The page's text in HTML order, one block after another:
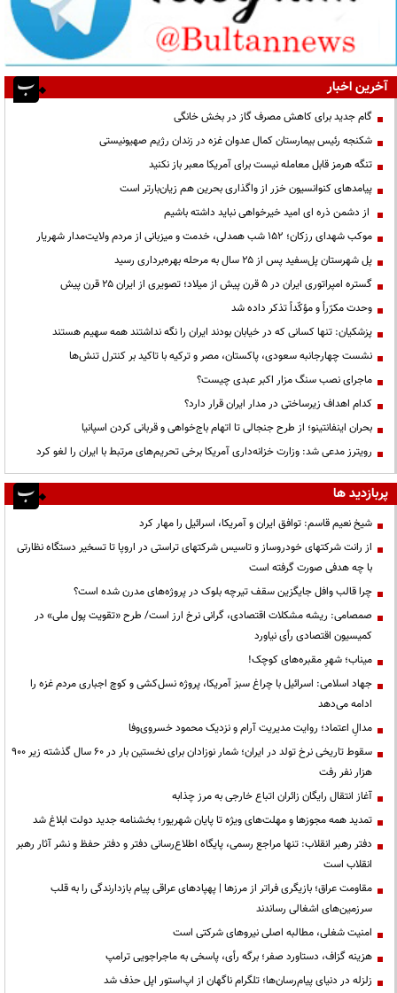
آخرین اخبار
گام جدید برای کاهش مصرف گاز در بخش خانگی
شکنجه رئیس بیمارستان کمال عدوان غزه در زندان رژیم صهیونیستی
تنگه هرمز قابل معامله نیست برای آمریکا معبر باز نکنید
پیامدهای کنوانسیون خزر از واگذاری بحرین هم زیان‌بارتر است
از دشمن ذره ای امید خیرخواهی نباید داشته باشیم
موکب شهدای رزکان؛ ۱۵۲ شب همدلی، خدمت و میزبانی از مردم ولایت‌مدار شهریار
پل شهرستان پل‌سفید پس از ۲۵ سال به مرحله بهره‌برداری رسید
گستره امپراتوری ایران در ۵ قرن پیش از میلاد؛ تصویری از ایران ۲۵ قرن پیش
وحدت مکرّراً و مؤکّداً تذکر داده شد
پزشکیان: تنها کسانی که در خیابان بودند ایران را نگه نداشتند همه سهیم هستند
نشست چهارجانبه سعودی، پاکستان، مصر و ترکیه با تاکید بر کنترل تنش‌ها
ماجرای نصب سنگ مزار اکبر عبدی چیست؟
کدام اهداف زیرساختی در مدار ایران قرار دارد؟
بحران اینفانتینو؛ از طرح جنجالی تا اتهام باج‌خواهی و قربانی کردن اسپانیا
رویترز مدعی شد: وزارت خزانه‌داری آمریکا برخی تحریم‌های مرتبط با ایران را لغو کرد
پربازدید ها
شیخ نعیم قاسم: توافق ایران و آمریکا، اسرائیل را مهار کرد
از رانت‌ شرکتهای خودروساز و تاسیس شرکتهای تراستی در اروپا تا تسخیر دستگاه نظارتی
با چه هدفی صورت گرفته است
چرا قالب وافل جایگزین سقف تیرچه بلوک در پروژه‌های مدرن شده است؟
صمصامی: ریشه مشکلات اقتصادی، گرانی نرخ ارز است/ طرح «تقویت پول ملی» در
کمیسیون اقتصادی رأی نیاورد
میناب؛ شهرِ مقبره‌های کوچک!
جهاد اسلامی: اسرائیل با چراغ سبز آمریکا، پروژه نسل‌کشی و کوچ اجباری مردم غزه را
ادامه می‌دهد
مدالِ اعتماد؛ روایت مدیریت آرام و نزدیک محمود خسروی‌وفا
سقوط تاریخی نرخ تولد در ایران؛ شمار نوزادان برای نخستین بار در ۶۰ سال گذشته زیر ۹۰۰
هزار نفر رفت
آغاز انتقال رایگان زائران اتباع خارجی به مرز چذابه
تمدید همه مجوزها و مهلت‌های ویژه تا پایان شهریور؛ بخشنامه جدید دولت ابلاغ شد
دفتر رهبر انقلاب: تنها مراجع رسمی، پایگاه اطلاع‌رسانی دفتر و دفتر حفظ و نشر آثار رهبر
انقلاب است
مقاومت عراق؛ بازیگری فراتر از مرزها | پهپادهای عراقی پیام بازدارندگی را به قلب
سرزمین‌های اشغالی رساندند
‌امنیت شغلی، مطالبه اصلی نیروهای شرکتی است
هزینه گزاف، دستاورد صفر؛ برگه رأی، پاسخی به ماجراجویی ترامپ
زلزله در دنیای پیام‌رسان‌ها؛ تلگرام ناگهان از اپ‌استور اپل حذف شد